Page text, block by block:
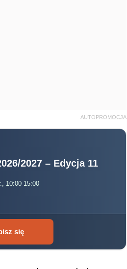
AUTOPROMOCJA
2027 – Edycja 11
10:00-15:00
się